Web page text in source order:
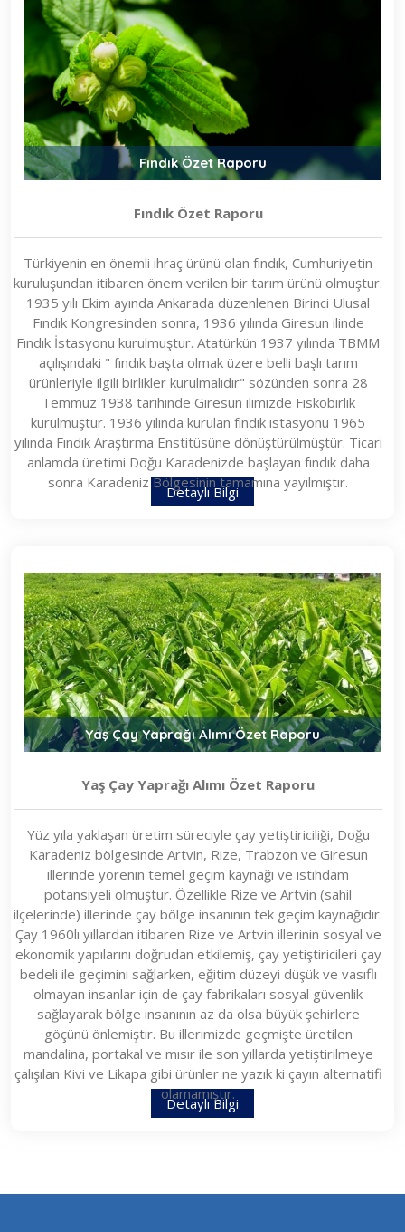
Fındık Özet Raporu
Fındık Özet Raporu
Türkiyenin en önemli ihraç ürünü olan fındık, Cumhuriyetin
kuruluşundan itibaren önem verilen bir tarım ürünü olmuştur.
1935 yılı Ekim ayında Ankarada düzenlenen Birinci Ulusal
Fındık Kongresinden sonra, 1936 yılında Giresun ilinde
Fındık İstasyonu kurulmuştur. Atatürkün 1937 yılında TBMM
açılışındaki " fındık başta olmak üzere belli başlı tarım
ürünleriyle ilgili birlikler kurulmalıdır" sözünden sonra 28
Temmuz 1938 tarihinde Giresun ilimizde Fiskobirlik
kurulmuştur. 1936 yılında kurulan fındık istasyonu 1965
yılında Fındık Araştırma Enstitüsüne dönüştürülmüştür. Ticari
anlamda üretimi Doğu Karadenizde başlayan fındık daha
sonra Karadeniz Bölgesinin tamamına yayılmıştır.
Detaylı Bilgi
Yaş Çay Yaprağı Alımı Özet Raporu
Yaş Çay Yaprağı Alımı Özet Raporu
Yüz yıla yaklaşan üretim süreciyle çay yetiştiriciliği, Doğu
Karadeniz bölgesinde Artvin, Rize, Trabzon ve Giresun
illerinde yörenin temel geçim kaynağı ve istihdam
potansiyeli olmuştur. Özellikle Rize ve Artvin (sahil
ilçelerinde) illerinde çay bölge insanının tek geçim kaynağıdır.
Çay 1960lı yıllardan itibaren Rize ve Artvin illerinin sosyal ve
ekonomik yapılarını doğrudan etkilemiş, çay yetiştiricileri çay
bedeli ile geçimini sağlarken, eğitim düzeyi düşük ve vasıflı
olmayan insanlar için de çay fabrikaları sosyal güvenlik
sağlayarak bölge insanının az da olsa büyük şehirlere
göçünü önlemiştir. Bu illerimizde geçmişte üretilen
mandalina, portakal ve mısır ile son yıllarda yetiştirilmeye
çalışılan Kivi ve Likapa gibi ürünler ne yazık ki çayın alternatifi
olamamıştır.
Detaylı Bilgi